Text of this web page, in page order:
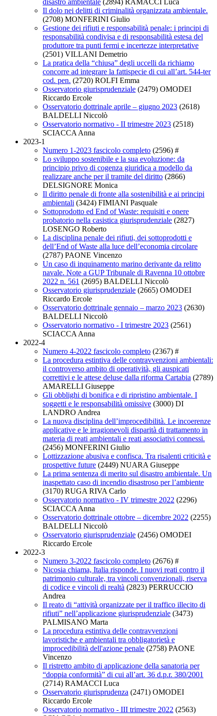
disastro ambientale (2894) RAMACCI Luca
Il dolo nei delitti di criminalità organizzata ambientale.
(2708) MONFERINI Giulio
Gestione dei rifiuti e responsabilità penale: i principi di
responsabilità condivisa e di responsabilità estesa del
produttore tra punti fermi e incertezze interpretative
(2501) VILLANI Demetrio
La pratica della “chiusa” degli uccelli da richiamo
concorre ad integrare la fattispecie di cui all’art. 544-ter
cod. pen. (2720) ROLFI Emma
Osservatorio giurisprudenziale (2479) OMODEI
Riccardo Ercole
Osservatorio dottrinale aprile – giugno 2023 (2618)
BALDELLI Niccolò
Osservatorio normativo - II trimestre 2023 (2518)
SCIACCA Anna
2023-1
Numero 1-2023 fascicolo completo (2596) #
Lo sviluppo sostenibile e la sua evoluzione: da
principio privo di cogenza giuridica a modello da
realizzare anche per il tramite del diritto (2866)
DELSIGNORE Monica
Il diritto penale di fronte alla sostenibilità e ai principi
ambientali (3424) FIMIANI Pasquale
Sottoprodotto ed End of Waste: requisiti e onere
probatorio nella casistica giurisprudenziale (2827)
LOSENGO Roberto
La disciplina penale dei rifiuti, dei sottoprodotti e
dell’End of Waste alla luce dell’economia circolare
(2787) PAONE Vincenzo
Un caso di inquinamento marino derivante da relitto
navale. Note a GUP Tribunale di Ravenna 10 ottobre
2022 n. 561 (2695) BALDELLI Niccolò
Osservatorio giurisprudenziale (2665) OMODEI
Riccardo Ercole
Osservatorio dottrinale gennaio – marzo 2023 (2630)
BALDELLI Niccolò
Osservatorio normativo - I trimestre 2023 (2561)
SCIACCA Anna
2022-4
Numero 4-2022 fascicolo completo (2367) #
La procedura estintiva delle contravvenzioni ambientali:
il controverso ambito di operatività, gli auspicati
correttivi e le attese deluse dalla riforma Cartabia (2789)
AMARELLI Giuseppe
Gli obblighi di bonifica e di ripristino ambientale. I
soggetti e le responsabilità omissive (3000) DI
LANDRO Andrea
La nuova disciplina dell’improcedibilità. Le incoerenze
applicative e le irragionevoli disparità di trattamento in
materia di reati ambientali e reati associativi connessi.
(2456) MONFERINI Giulio
Lottizzazione abusiva e confisca. Tra risalenti criticità e
prospettive future (2449) NUARA Giuseppe
La prima sentenza di merito sul disastro ambientale. Un
inaspettato caso di incendio disastroso per l’ambiente
(3170) RUGA RIVA Carlo
Osservatorio normativo - IV trimestre 2022 (2296)
SCIACCA Anna
Osservatorio dottrinale ottobre – dicembre 2022 (2255)
BALDELLI Niccolò
Osservatorio giurisprudenziale (2456) OMODEI
Riccardo Ercole
2022-3
Numero 3-2022 fascicolo completo (2676) #
Nicosia chiama, Italia risponde. I nuovi reati contro il
patrimonio culturale, tra vincoli convenzionali, riserva
di codice e vincoli di realtà (2823) PERRUCCIO
Andrea
Il reato di “attività organizzate per il traffico illecito di
rifiuti” nell’applicazione giurisprudenziale (3473)
PALMISANO Marta
La procedura estintiva delle contravvenzioni
lavoristiche e ambientali tra obbligatorietà e
improcedibilità dell'azione penale (2758) PAONE
Vincenzo
Il ristretto ambito di applicazione della sanatoria per
“doppia conformità” di cui all’art. 36 d.p.r. 380/2001
(2714) RAMACCI Luca
Osservatorio giurisprudenza (2471) OMODEI
Riccardo Ercole
Osservatorio normativo - III trimestre 2022 (2563)